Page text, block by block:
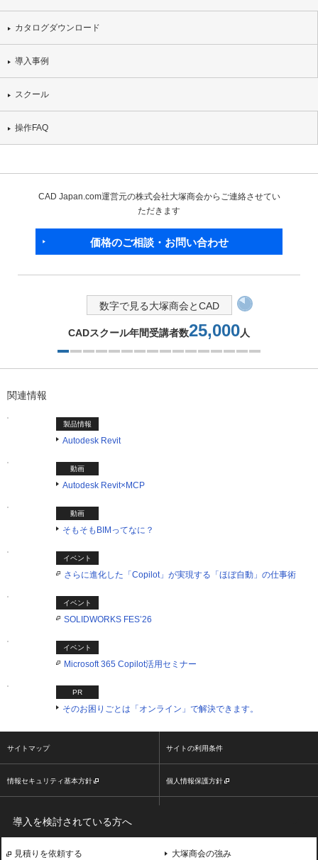
カタログダウンロード
導入事例
スクール
操作FAQ
CAD Japan.com運営元の株式会社大塚商会からご連絡させてい
ただきます
価格のご相談・お問い合わせ
数字で見る大塚商会とCAD
CADスクール年間受講者数25,000人
関連情報
製品情報
Autodesk Revit
動画
Autodesk Revit×MCP​
動画
そもそもBIMってなに？
イベント
さらに進化した「Copilot」が実現する「ほぼ自動」の仕事術
イベント
SOLIDWORKS FES’26
イベント
Microsoft 365 Copilot活用セミナー
PR
そのお困りごとは「オンライン」で解決できます。
導入を検討されている方へ
見積りを依頼する 大塚商会の強み
サイトマップ サイトの利用条件
情報セキュリティ基本方針 個人情報保護方針
2026 OTSUKA CORPORATION